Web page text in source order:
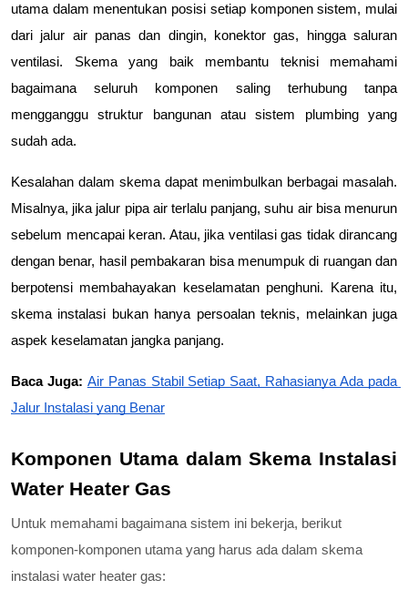
utama dalam menentukan posisi setiap komponen sistem, mulai
dari jalur air panas dan dingin, konektor gas, hingga saluran
ventilasi. Skema yang baik membantu teknisi memahami
bagaimana seluruh komponen saling terhubung tanpa
mengganggu struktur bangunan atau sistem plumbing yang
sudah ada.
Kesalahan dalam skema dapat menimbulkan berbagai masalah.
Misalnya, jika jalur pipa air terlalu panjang, suhu air bisa menurun
sebelum mencapai keran. Atau, jika ventilasi gas tidak dirancang
dengan benar, hasil pembakaran bisa menumpuk di ruangan dan
berpotensi membahayakan keselamatan penghuni. Karena itu,
skema instalasi bukan hanya persoalan teknis, melainkan juga
aspek keselamatan jangka panjang.
Baca Juga: Air Panas Stabil Setiap Saat, Rahasianya Ada pada
Jalur Instalasi yang Benar
Komponen Utama dalam Skema Instalasi
Water Heater Gas
Untuk memahami bagaimana sistem ini bekerja, berikut
komponen-komponen utama yang harus ada dalam skema
instalasi water heater gas: